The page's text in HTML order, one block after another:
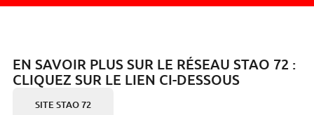
EN SAVOIR PLUS SUR LE RÉSEAU STAO 72 :
CLIQUEZ SUR LE LIEN CI-DESSOUS
SITE STAO 72